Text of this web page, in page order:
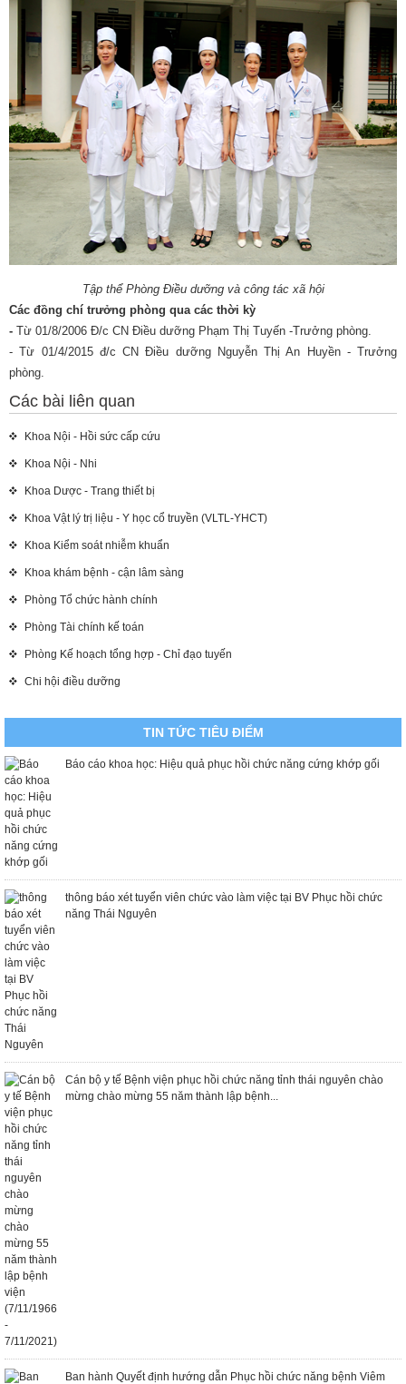
Tập thể Phòng Điều dưỡng và công tác xã hội
Các đồng chí trưởng phòng qua các thời kỳ
- Từ 01/8/2006 Đ/c CN Điều dưỡng Phạm Thị Tuyến -Trưởng phòng.
- Từ 01/4/2015 đ/c CN Điều dưỡng Nguyễn Thị An Huyền - Trưởng
phòng.
Các bài liên quan
Khoa Nội - Hồi sức cấp cứu
Khoa Nội - Nhi
Khoa Dược - Trang thiết bị
Khoa Vật lý trị liệu - Y học cổ truyền (VLTL-YHCT)
Khoa Kiểm soát nhiễm khuẩn
Khoa khám bệnh - cận lâm sàng
Phòng Tổ chức hành chính
Phòng Tài chính kế toán
Phòng Kế hoạch tổng hợp - Chỉ đạo tuyến
Chi hội điều dưỡng
TIN TỨC TIÊU ĐIỂM
Báo cáo khoa học: Hiệu quả phục hồi chức năng cứng khớp gối
thông báo xét tuyển viên chức vào làm việc tại BV Phục hồi chức
năng Thái Nguyên
Cán bộ y tế Bệnh viện phục hồi chức năng tỉnh thái nguyên chào
mừng chào mừng 55 năm thành lập bệnh...
Ban hành Quyết định hướng dẫn Phục hồi chức năng bệnh Viêm